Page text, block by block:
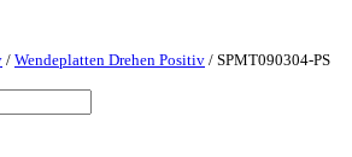
/ Wendeplatten Drehen Positiv / SPMT090304-PS